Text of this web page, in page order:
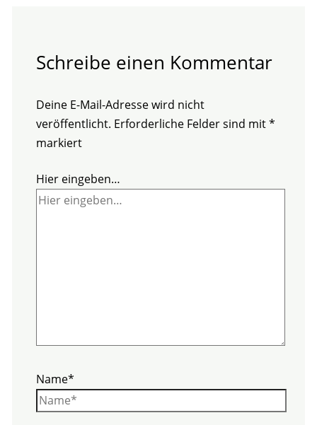
Schreibe einen Kommentar
Deine E-Mail-Adresse wird nicht
veröffentlicht. Erforderliche Felder sind mit*
markiert
Hier eingeben…
Name*